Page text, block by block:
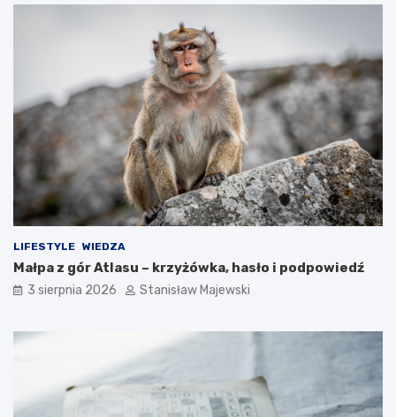
LIFESTYLE WIEDZA
Małpa z gór Atlasu – krzyżówka, hasło i podpowiedź
3 sierpnia 2026 Stanisław Majewski